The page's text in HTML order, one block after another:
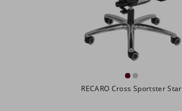
RECARO Cross Sportster Star